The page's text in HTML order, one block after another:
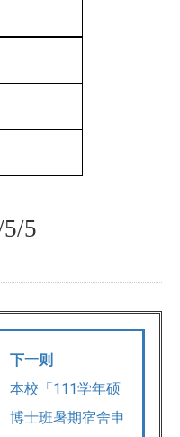
5
下一则
本校「111学年硕
博士班暑期宿舍申